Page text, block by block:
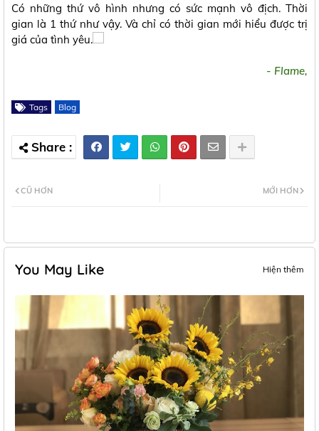
Có những thứ vô hình nhưng có sức mạnh vô địch. Thời
gian là 1 thứ như vậy. Và chỉ có thời gian mới hiểu được trị
giá của tình yêu.
- Flame,
Tags Blog
MỚI HƠN
CŨ HƠN
You May Like Hiện thêm